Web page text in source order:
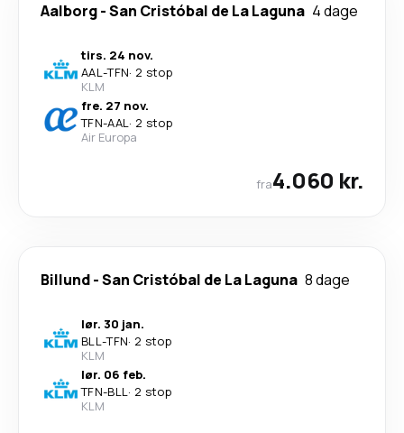
Aalborg-San Cristóbal de La Laguna 4 dage
tirs. 24 nov.
AAL-TFN· 2 stop
KLM
fre. 27 nov.
TFN-AAL· 2 stop
Air Europa
fra4.060 kr.
Billund-San Cristóbal de La Laguna 8 dage
lør. 30 jan.
BLL-TFN· 2 stop
KLM
lør. 06 feb.
TFN-BLL· 2 stop
KLM